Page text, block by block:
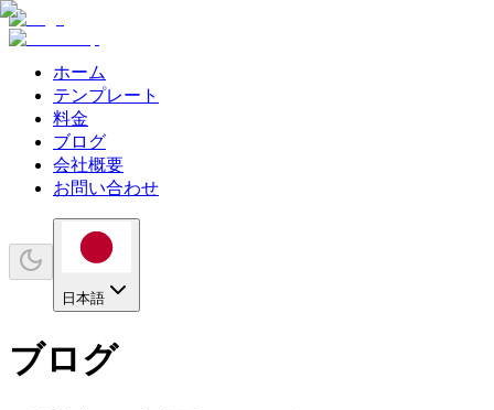
ホーム
テンプレート
料金
ブログ
会社概要
お問い合わせ
日本語
ブログ